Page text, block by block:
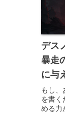
デス
暴走
に与
もし、
を書く
める力